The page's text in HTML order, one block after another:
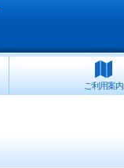
ご利用案内